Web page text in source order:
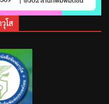
โส